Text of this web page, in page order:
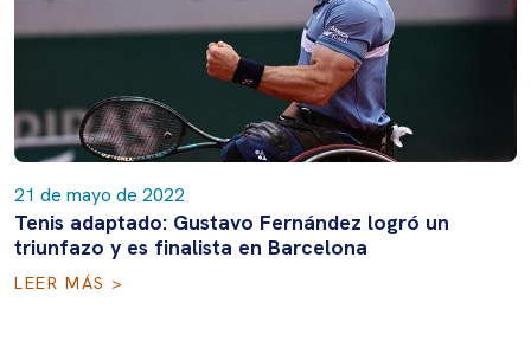
21 de mayo de 2022
Tenis adaptado: Gustavo Fernández logró un
triunfazo y es finalista en Barcelona
LEER MÁS >